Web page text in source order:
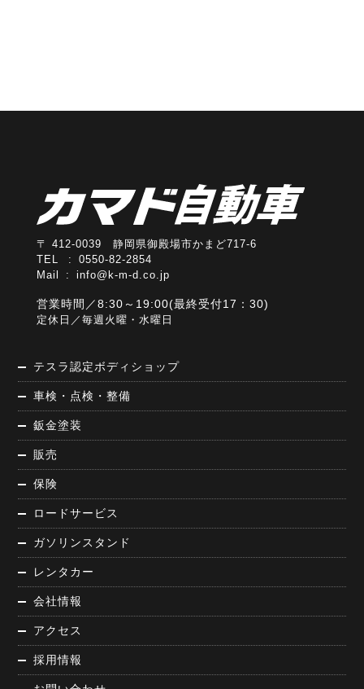
〒 412-0039 静岡県御殿場市かまど717-6
TEL : 0550-82-2854
Mail : info@k-m-d.co.jp
営業時間／8:30～19:00(最終受付17：30)
定休日／毎週火曜・水曜日
テスラ認定ボディショップ
車検・点検・整備
鈑金塗装
販売
保険
ロードサービス
ガソリンスタンド
レンタカー
会社情報
アクセス
採用情報